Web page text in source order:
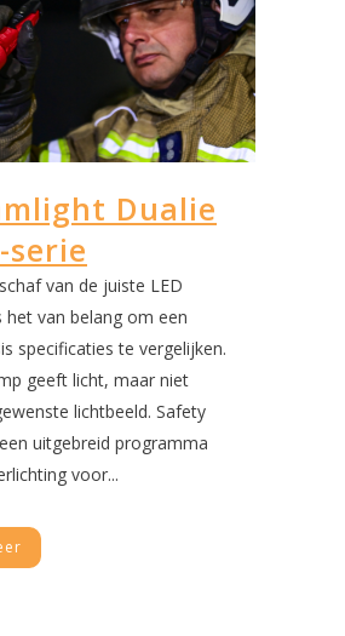
Dualie
serie
van de juiste LED
het van belang om een
specificaties te vergelijken.
geeft licht, maar niet
lichtbeeld. Safety
uitgebreid programma
voor...